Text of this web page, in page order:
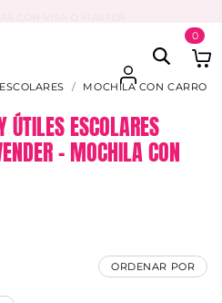
0
MOCHILA CON CARRO
ESCOLARES
– MOCHILA CON
ORDENAR POR